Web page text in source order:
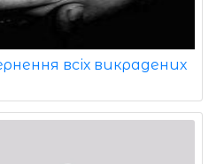
всіх викрадених